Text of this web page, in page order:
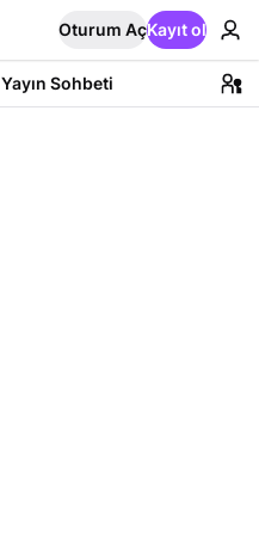
Oturum AçKayıt ol
Yayın Sohbeti